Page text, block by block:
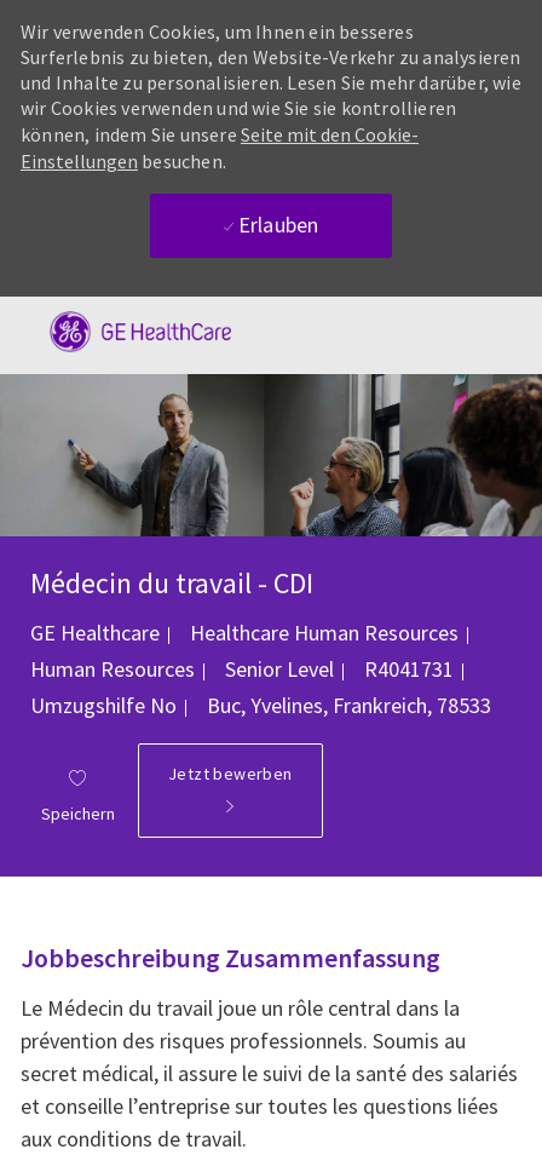
Wir verwenden Cookies, um Ihnen ein besseres
Surferlebnis zu bieten, den Website-Verkehr zu analysieren
und Inhalte zu personalisieren. Lesen Sie mehr darüber, wie
wir Cookies verwenden und wie Sie sie kontrollieren
können, indem Sie unsere Seite mit den Cookie-
Einstellungen besuchen.
Erlauben
Médecin du travail - CDI
GE Healthcare Healthcare Human Resources
Human Resources
Senior Level Job-ID
R4041731
Umzugshilfe No Ort
Buc, Yvelines, Frankreich, 78533
Speichern
Jetzt bewerben
Jobbeschreibung Zusammenfassung
Le Médecin du travail joue un rôle central dans la
prévention des risques professionnels. Soumis au
secret médical, il assure le suivi de la santé des salariés
et conseille l’entreprise sur toutes les questions liées
aux conditions de travail.